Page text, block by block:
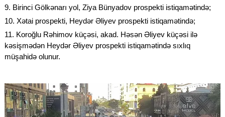
9. Birinci Gölkənarı yol, Ziya Bünyadov prospekti istiqamətində;
10. Xətai prospekti, Heydər Əliyev prospekti istiqamətində;
11. Koroğlu Rəhimov küçəsi, akad. Həsən Əliyev küçəsi ilə
kəsişmədən Heydər Əliyev prospekti istiqamətində sıxlıq
müşahidə olunur.